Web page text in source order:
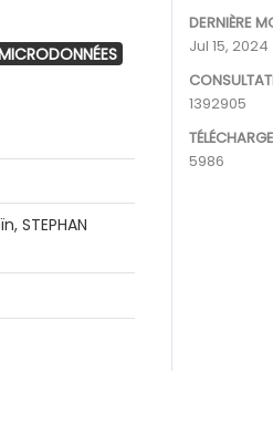
STEPHAN
DERNIÈRE
Jul 15, 2024
1392905
5986